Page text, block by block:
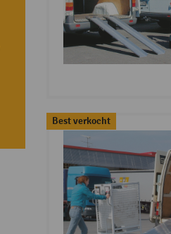
Best verkocht